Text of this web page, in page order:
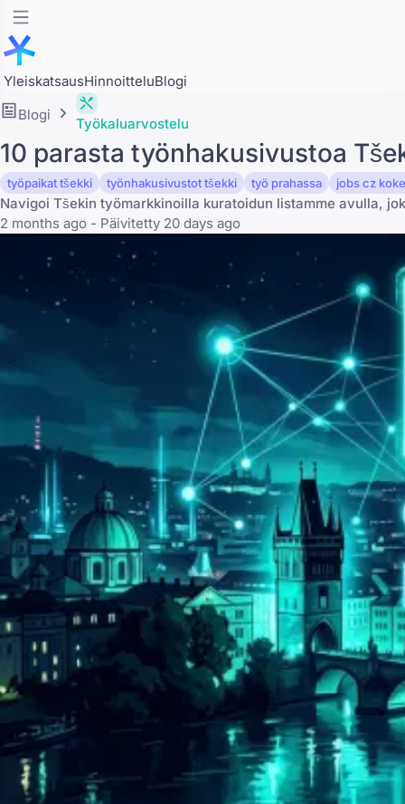
YleiskatsausHinnoitteluBlogi
Blogi
Työkaluarvostelu
10 parasta työnhakusivustoa
työpaikat tšekki työnhakusivustot tšekki työ prahassa jobs cz
Navigoi Tšekin työmarkkinoilla kuratoidun listamme avulla,
2 months ago - Päivitetty 20 days ago